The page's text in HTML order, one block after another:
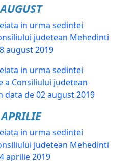
AUGUST
in urma sedintei
judetean Mehedinti
august 2019
in urma sedintei
a Consiliului judetean
data de 02 august 2019
APRILIE
in urma sedintei
judetean Mehedinti
aprilie 2019